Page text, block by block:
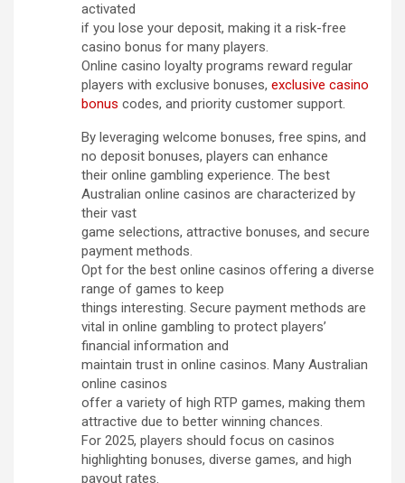
activated
if you lose your deposit, making it a risk-free
casino bonus for many players.
Online casino loyalty programs reward regular
players with exclusive bonuses, exclusive casino
bonus codes, and priority customer support.
By leveraging welcome bonuses, free spins, and
no deposit bonuses, players can enhance
their online gambling experience. The best
Australian online casinos are characterized by
their vast
game selections, attractive bonuses, and secure
payment methods.
Opt for the best online casinos offering a diverse
range of games to keep
things interesting. Secure payment methods are
vital in online gambling to protect players’
financial information and
maintain trust in online casinos. Many Australian
online casinos
offer a variety of high RTP games, making them
attractive due to better winning chances.
For 2025, players should focus on casinos
highlighting bonuses, diverse games, and high
payout rates.